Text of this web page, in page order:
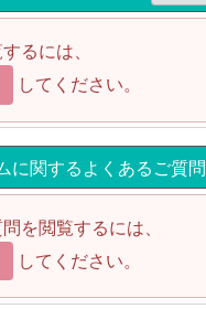
るには、
してください。
に関するよくあるご質問
を閲覧するには、
してください。